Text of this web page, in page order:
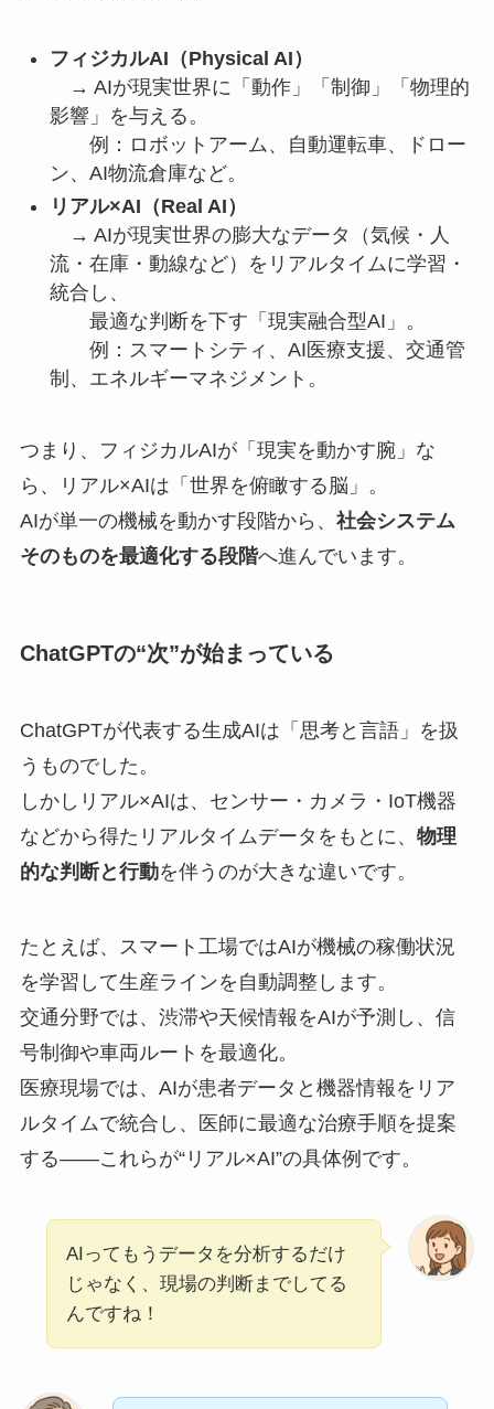
フィジカルAI（Physical AI）
→ AIが現実世界に「動作」「制御」「物理的
影響」を与える。
例：ロボットアーム、自動運転車、ドロー
ン、AI物流倉庫など。
リアル×AI（Real AI）
→ AIが現実世界の膨大なデータ（気候・人
流・在庫・動線など）をリアルタイムに学習・
統合し、
最適な判断を下す「現実融合型AI」。
例：スマートシティ、AI医療支援、交通管
制、エネルギーマネジメント。
つまり、フィジカルAIが「現実を動かす腕」な
ら、リアル×AIは「世界を俯瞰する脳」。
AIが単一の機械を動かす段階から、 社会システム
そのものを最適化する段階へ進んでいます。
ChatGPTの“次”が始まっている
ChatGPTが代表する生成AIは「思考と言語」を扱
うものでした。
しかしリアル×AIは、センサー・カメラ・IoT機器
などから得たリアルタイムデータをもとに、 物理
的な判断と行動を伴うのが大きな違いです。
たとえば、スマート工場ではAIが機械の稼働状況
を学習して生産ラインを自動調整します。
交通分野では、渋滞や天候情報をAIが予測し、信
号制御や車両ルートを最適化。
医療現場では、AIが患者データと機器情報をリア
ルタイムで統合し、医師に最適な治療手順を提案
する――これらが“リアル×AI”の具体例です。
AIってもうデータを分析するだけ
じゃなく、現場の判断までしてる
んですね！